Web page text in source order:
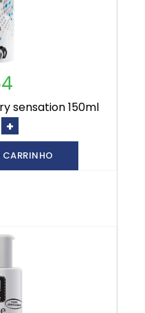
sensation 150ml
+